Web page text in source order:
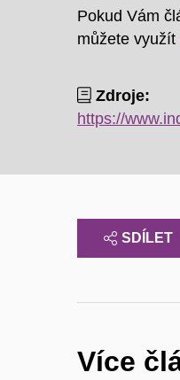
Pokud Vám
můžete využít
Zdroje:
https://
SDÍLET
Více